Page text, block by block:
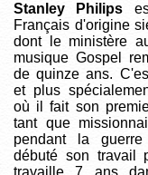
Stanley Philips
Français d'origine
dont le ministère
musique Gospel
de quinze ans.
et plus
où il fait son
tant que
pendant la
débuté son travail